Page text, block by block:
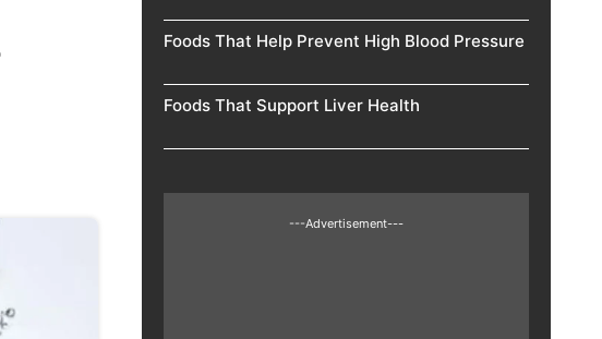
Foods That Help Prevent High Blood Pressure
Foods That Support Liver Health
---Advertisement---